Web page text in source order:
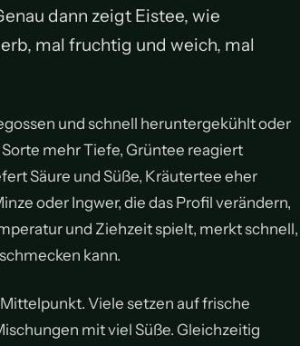
dann zeigt Eistee, wie
mal fruchtig und weich, mal
und schnell heruntergekühlt oder
mehr Tiefe, Grüntee reagiert
Säure und Süße, Kräutertee eher
oder Ingwer, die das Profil verändern,
und Ziehzeit spielt, merkt schnell,
kann.
Viele setzen auf frische
mit viel Süße. Gleichzeitig